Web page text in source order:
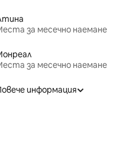
за месечно наемане
за месечно наемане
информация